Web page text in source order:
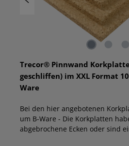
Trecor® Pinnwand
geschliffen) im XXL Format
Ware
Bei den hier angebotenen
um B-Ware - Die Korkplatten
abgebrochene Ecken oder sind